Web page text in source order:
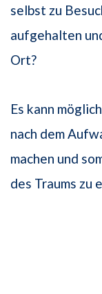
selbst zu
aufgehalten
Ort?
Es kann
nach dem
machen und
des Traums zu